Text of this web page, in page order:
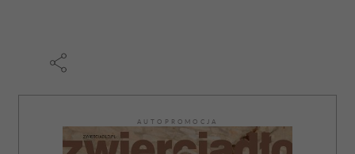
AUTOPROMOCJA